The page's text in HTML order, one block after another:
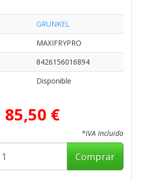
GRUNKEL
MAXIFRYPRO
8426156016894
Disponible
85,50 €
*IVA Incluido
Comprar